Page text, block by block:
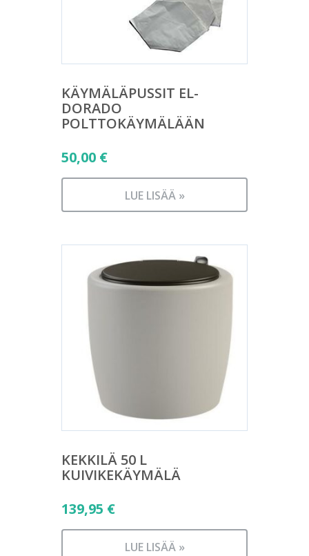
KÄYMÄLÄPUSSIT EL-
DORADO
POLTTOKÄYMÄLÄÄN
50,00 €
LUE LISÄÄ »
KEKKILÄ 50 L
KUIVIKEKÄYMÄLÄ
139,95 €
LUE LISÄÄ »